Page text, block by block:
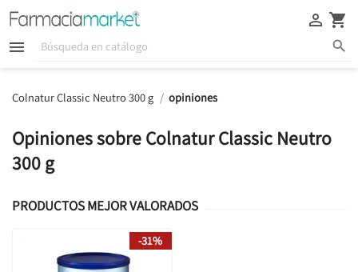
  
 
Colnatur Classic Neutro 300 g opiniones
Opiniones sobre Colnatur Classic Neutro
300 g
PRODUCTOS MEJOR VALORADOS
-31%